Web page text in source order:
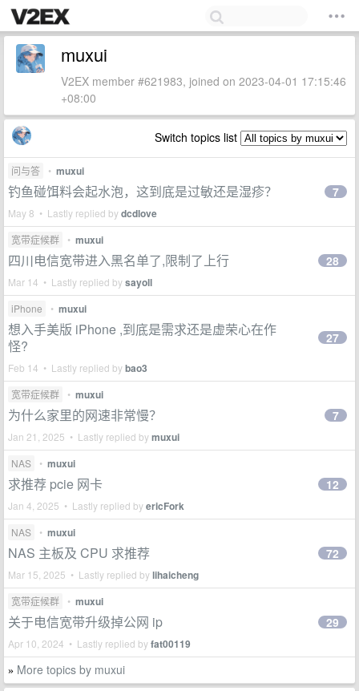
muxui
V2EX member #621983, joined on 2023-04-01 17:15:46
+08:00
Switch topics list
问与答 • muxui
钓鱼碰饵料会起水泡，这到底是过敏还是湿疹？
May 8 • Lastly replied bydcdlove
7
宽带症候群 • muxui
四川电信宽带进入黑名单了,限制了上行
Mar 14 • Lastly replied bysayoll
28
iPhone • muxui
想入手美版 iPhone ,到底是需求还是虚荣心在作
怪?
Feb 14 • Lastly replied bybao3
27
宽带症候群 • muxui
为什么家里的网速非常慢？
Jan 21, 2025 • Lastly replied bymuxui
7
NAS • muxui
求推荐 pcie 网卡
Jan 4, 2025 • Lastly replied byericFork
12
NAS • muxui
NAS 主板及 CPU 求推荐
Mar 15, 2025 • Lastly replied bylihaicheng
72
宽带症候群 • muxui
关于电信宽带升级掉公网 ip
Apr 10, 2024 • Lastly replied byfat00119
29
» More topics by muxui